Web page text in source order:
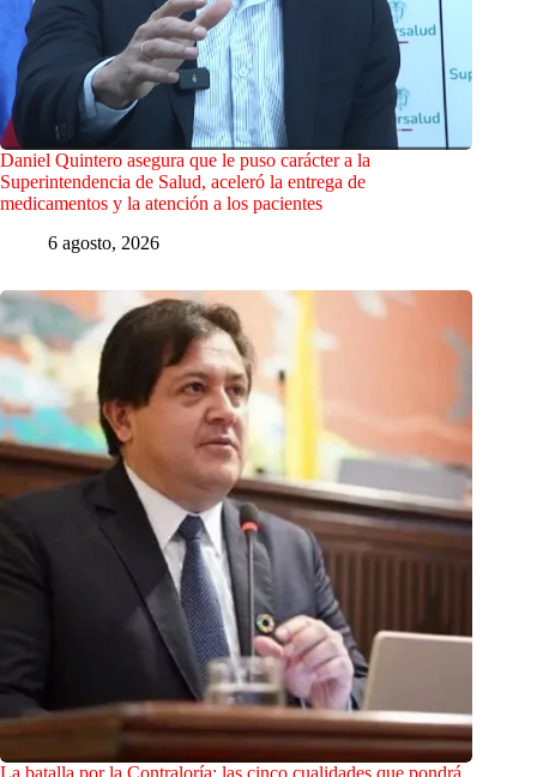
Daniel Quintero asegura que le puso carácter a la
Superintendencia de Salud, aceleró la entrega de
medicamentos y la atención a los pacientes
6 agosto, 2026
La batalla por la Contraloría: las cinco cualidades que pondrá